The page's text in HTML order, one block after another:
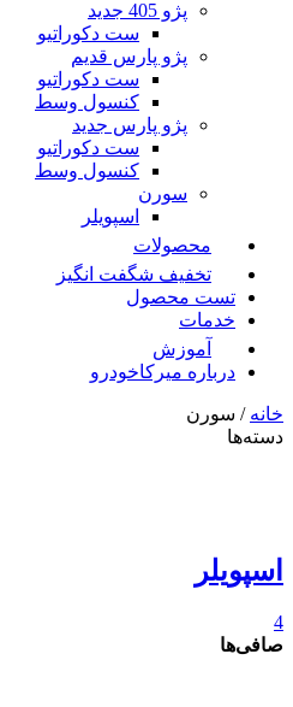
پژو 405 جدید
ست دکوراتیو
پژو پارس قدیم
ست دکوراتیو
کنسول وسط
پژو پارس جدید
ست دکوراتیو
کنسول وسط
سورن
اسپویلر
محصولات
تخفیف شگفت انگیز
تست محصول
خدمات
آموزش
درباره میرکاخودرو
خانه / سورن
دسته‌ها
اسپویلر
4
صافی‌ها